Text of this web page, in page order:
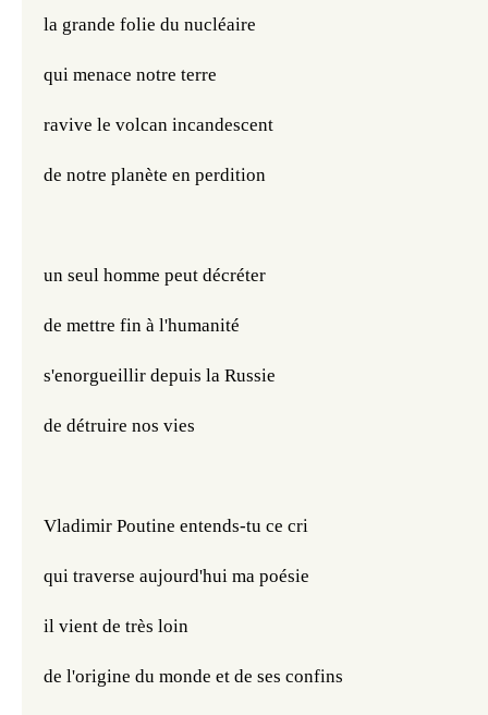
la grande folie du nucléaire
qui menace notre terre
ravive le volcan incandescent
de notre planète en perdition
un seul homme peut décréter
de mettre fin à l'humanité
s'enorgueillir depuis la Russie
de détruire nos vies
Vladimir Poutine entends-tu ce cri
qui traverse aujourd'hui ma poésie
il vient de très loin
de l'origine du monde et de ses confins